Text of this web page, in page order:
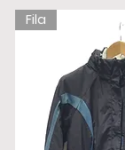
Fila